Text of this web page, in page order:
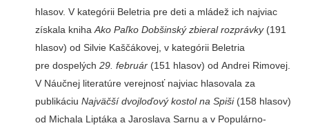
hlasov. V kategórii Beletria pre deti a mládež ich najviac
získala kniha Ako Paľko Dobšinský zbieral rozprávky(191
hlasov) od Silvie Kaščákovej, v kategórii Beletria
pre dospelých 29. február(151 hlasov) od Andrei Rimovej.
V Náučnej literatúre verejnosť najviac hlasovala za
publikáciu Najväčší dvojloďový kostol na Spiši(158 hlasov)
od Michala Liptáka a Jaroslava Sarnu a v Populárno-